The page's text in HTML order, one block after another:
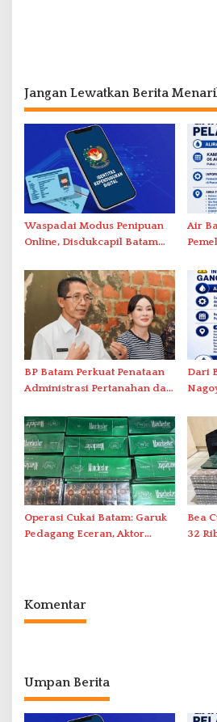
Jangan Lewatkan Berita
Waspadai Modus Penipuan
Online, Disdukcapil Batam
Tatap Muka
Air
BP Batam Perkuat Penataan
Administrasi Pertanahan dan
Dari
Operasi Cukai Batam: Garuk
Pedagang Eceran, Aktor
Bea
32
Komentar
Umpan Berita